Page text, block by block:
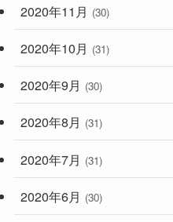
2020年11月 (30)
2020年10月 (31)
2020年9月 (30)
2020年8月 (31)
2020年7月 (31)
2020年6月 (30)